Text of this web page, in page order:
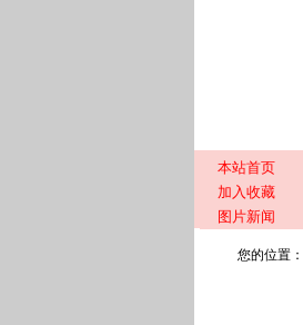
本站首页
加入收藏
图片新闻
您的位置：